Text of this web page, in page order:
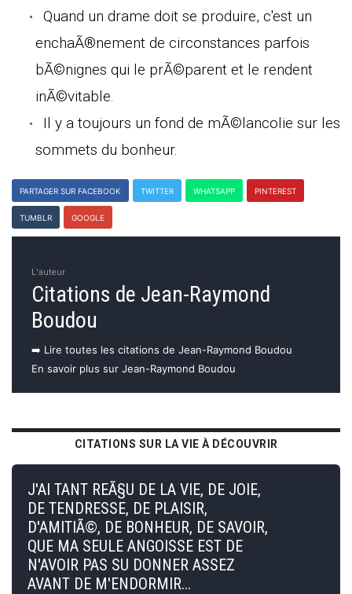
Quand un drame doit se produire, c'est un
enchaÃ®nement de circonstances parfois
bÃ©nignes qui le prÃ©parent et le rendent
inÃ©vitable.
Il y a toujours un fond de mÃ©lancolie sur les
sommets du bonheur.
PARTAGER SUR FACEBOOK TWITTER WHATSAPP PINTEREST
TUMBLR GOOGLE
L'auteur
Citations de Jean-Raymond
Boudou
➡️ Lire toutes les citations de Jean-Raymond Boudou
En savoir plus sur Jean-Raymond Boudou
CITATIONS SUR LA VIE À DÉCOUVRIR
J'AI TANT REÃ§U DE LA VIE, DE JOIE,
DE TENDRESSE, DE PLAISIR,
D'AMITIÃ©, DE BONHEUR, DE SAVOIR,
QUE MA SEULE ANGOISSE EST DE
N'AVOIR PAS SU DONNER ASSEZ
AVANT DE M'ENDORMIR...